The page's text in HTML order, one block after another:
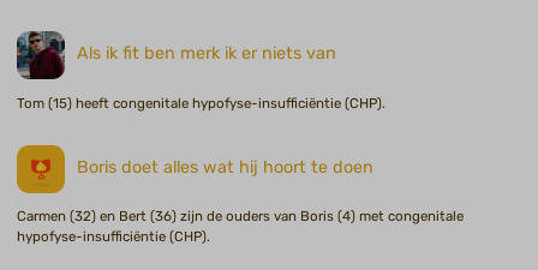
Als ik fit ben merk ik er niets van
Tom (15) heeft congenitale hypofyse-insufficiëntie (CHP).
Boris doet alles wat hij hoort te doen
Carmen (32) en Bert (36) zijn de ouders van Boris (4) met congenitale
hypofyse-insufficiëntie (CHP).